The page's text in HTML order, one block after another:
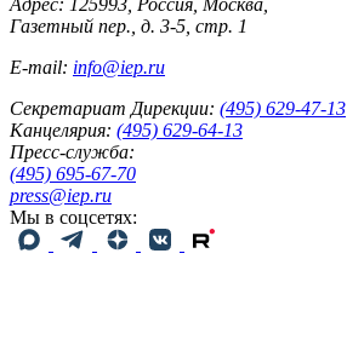
Газетный пер., д. 3-5, стр. 1
E-mail: info@iep.ru
Секретариат Дирекции: (495) 629-47-13
Канцелярия: (495) 629-64-13
Пресс-служба:
(495) 695-67-70
press@iep.ru
Мы в соцсетях: